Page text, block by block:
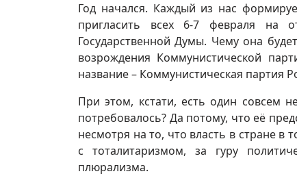
Год начался. Каждый из нас
пригласить всех 6-7 февраля на
Государственной Думы. Чему она
возрождения Коммунистической
название – Коммунистическая партия
При этом, кстати, есть один совсем
потребовалось? Да потому, что её
несмотря на то, что власть в стране в
с тоталитаризмом, за гуру
плюрализма.